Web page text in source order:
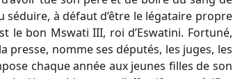
à défaut d’être le légataire propre
le bon Mswati III, roi d’Eswatini. Fortuné,
presse, nomme ses députés, les juges, les
chaque année aux jeunes filles de son